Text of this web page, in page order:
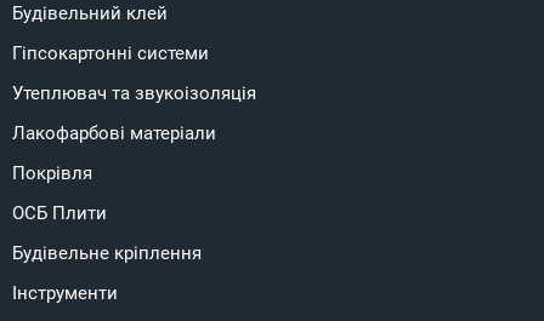
Будівельний клей
Гіпсокартонні системи
Утеплювач та звукоізоляція
Лакофарбові матеріали
Покрівля
ОСБ Плити
Будівельне кріплення
Інструменти